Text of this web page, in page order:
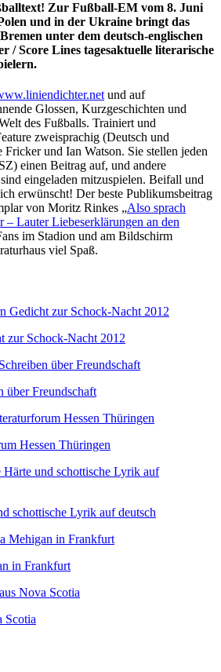
Zur Fußball-EM vom 8. Juni
und in der Ukraine bringt das
unter dem deutsch-englischen
/ Score Lines tagesaktuelle literarische
und auf
Glossen, Kurzgeschichten und
des Fußballs. Trainiert und
zweisprachig (Deutsch und
und Ian Watson. Sie stellen jeden
einen Beitrag auf, und andere
eingeladen mitzuspielen. Beifall und
erwünscht! Der beste Publikumsbeitrag
von Moritz Rinkes „Also sprach
– Lauter Liebeserklärungen an den
im Stadion und am Bildschirm
viel Spaß.
zur Schock-Nacht 2012
über Freundschaft
Hessen Thüringen
schottische Lyrik auf deutsch
in Frankfurt
Scotia